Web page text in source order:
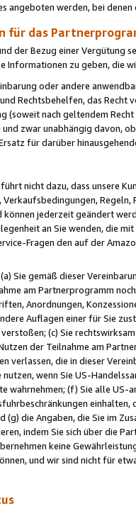
angeboten werden, bei
für das
der Bezug einer Vergütung
Informationen zu geben, die
oder andere
Rechtsbehelfen, das
(soweit nach geltendem
zwar unabhängig davon,
für darüber
nicht dazu, dass unsere
jederzeit geändert
an Sie wenden, die
Fragen den auf der
Sie gemäß dieser
am Partnerprogramm
Anordnungen,
Auflagen einer für Sie
(c) Sie
der Teilnahme am
verlassen, die in dieser
wenn Sie US-
wahrnehmen; (f) Sie alle
(g) die Angaben, die Sie im
indem Sie sich über die
keine
und wir sind nicht für